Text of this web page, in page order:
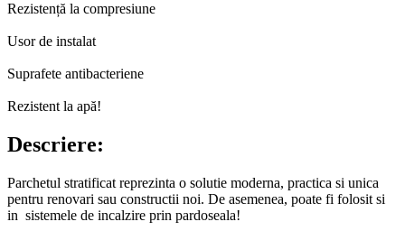
Rezistență la compresiune
Usor de instalat
Suprafete antibacteriene
Rezistent la apă!
Descriere:
Parchetul stratificat reprezinta o solutie moderna, practica si unica
pentru renovari sau constructii noi. De asemenea, poate fi folosit si
in sistemele de incalzire prin pardoseala!